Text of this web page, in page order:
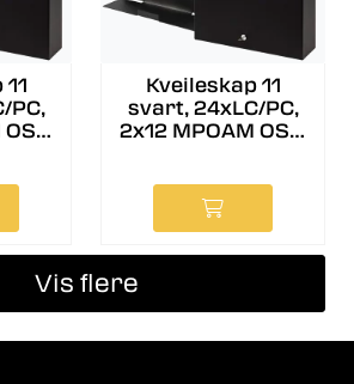
PC,
Kveileskap 11
svart, 24xLC/PC,
2x12 MPOAM OS2,
Vis flere